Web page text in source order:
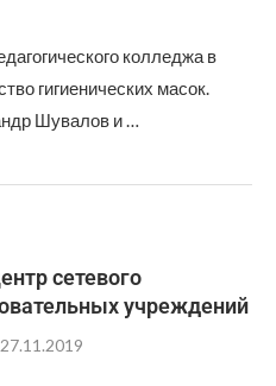
колледжа в
гигиенических масок.
Шувалов и …
сетевого
учреждений
27.11.2019